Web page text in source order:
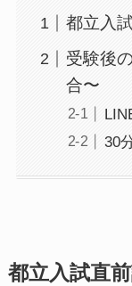
都立入
受験後
合〜
30
都立入試直